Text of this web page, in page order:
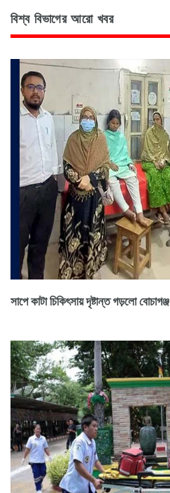
বিশ্ব বিভাগের আরো খবর
সাপে কাটা চিকিৎসায় দৃষ্টান্ত গড়লো